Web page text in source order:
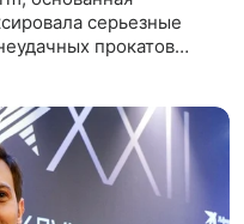
серьезные
прокатов